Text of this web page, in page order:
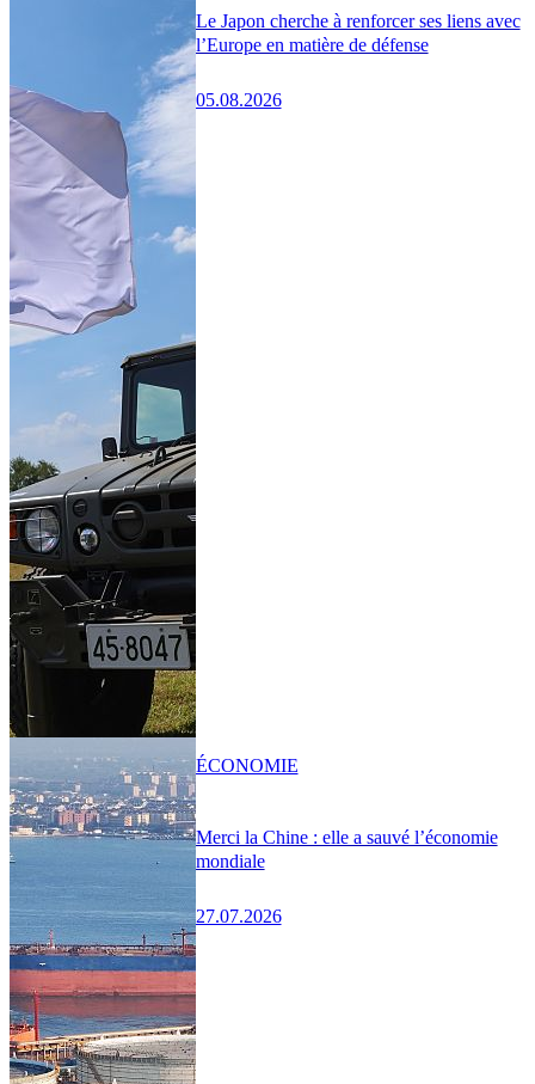
Le Japon cherche à renforcer ses liens avec
l’Europe en matière de défense
05.08.2026
Merci la Chine : elle a sauvé l’économie
mondiale
27.07.2026
ÉCONOMIE